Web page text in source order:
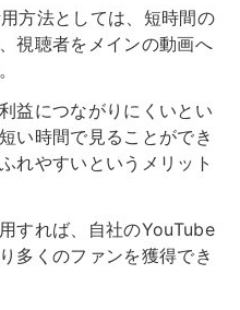
方法としては、短時間の
視聴者をメインの動画へ
益につながりにくいとい
い時間で見ることができ
れやすいというメリット
すれば、自社のYouTube
多くのファンを獲得でき